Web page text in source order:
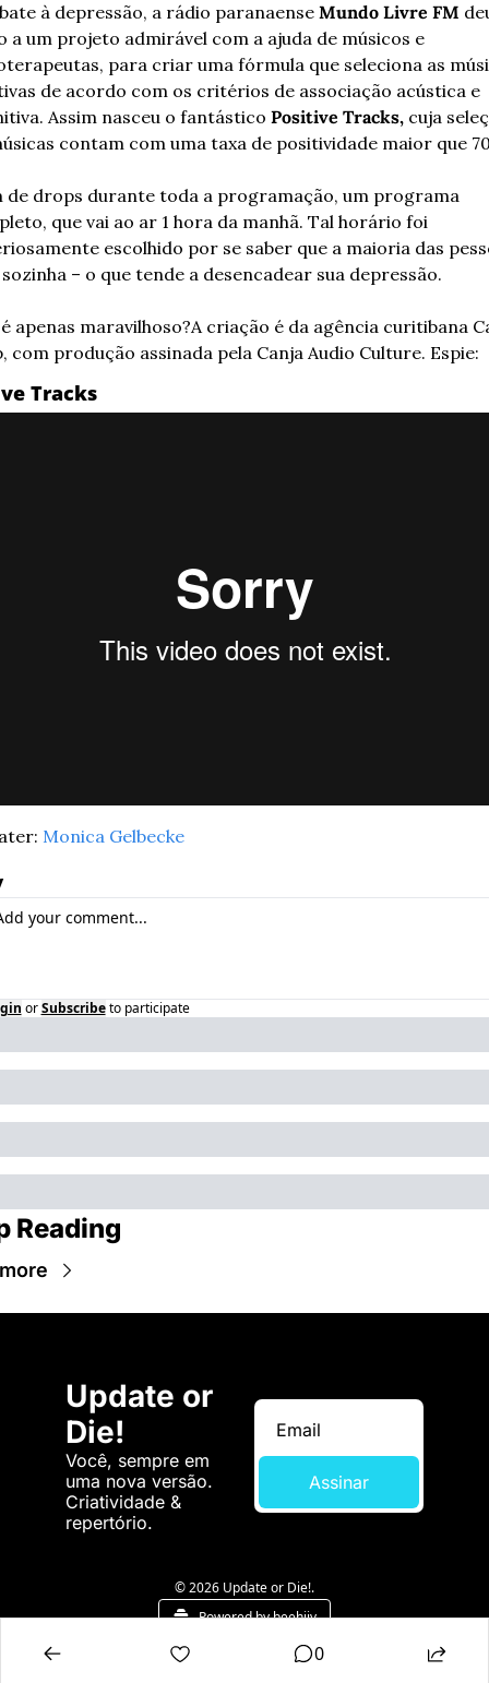
à depressão, a rádio paranaense Mundo Livre FM
a um projeto admirável com a ajuda de músicos e
para criar uma fórmula que seleciona as
de acordo com os critérios de associação acústica e
Assim nasceu o fantástico Positive Tracks, cuja
contam com uma taxa de positividade maior que
de drops durante toda a programação, um programa
que vai ao ar 1 hora da manhã. Tal horário foi
escolhido por se saber que a maioria das
– o que tende a desencadear sua depressão.
apenas maravilhoso?A criação é da agência curitibana
com produção assinada pela Canja Audio Culture. Espie:
Tracks
Monica Gelbecke
or Subscribe to participate
Reading
Update or
Die!
Você, sempre em
uma nova versão.
Criatividade &
repertório.
Assinar
© 2026 Update or Die!.
Powered by beehiiv
0